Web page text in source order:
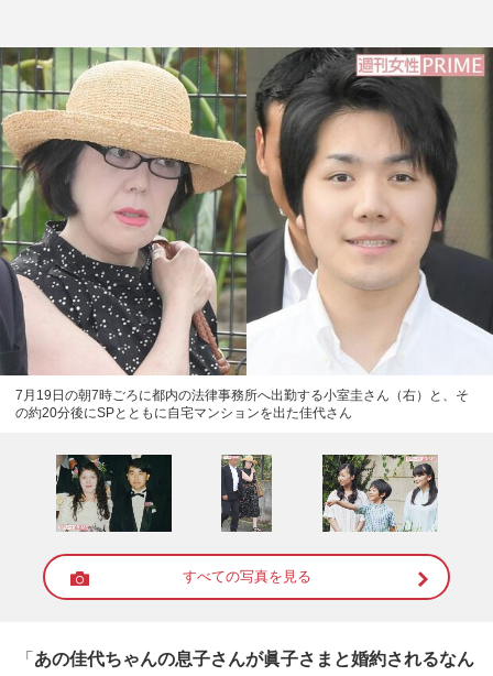
7月19日の朝7時ごろに都内の法律事務所へ出勤する小室圭さん（右）と、そ
の約20分後にSPとともに自宅マンションを出た佳代さん
すべての写真を見る
「 あの佳代ちゃんの息子さんが眞子さまと婚約されるなん